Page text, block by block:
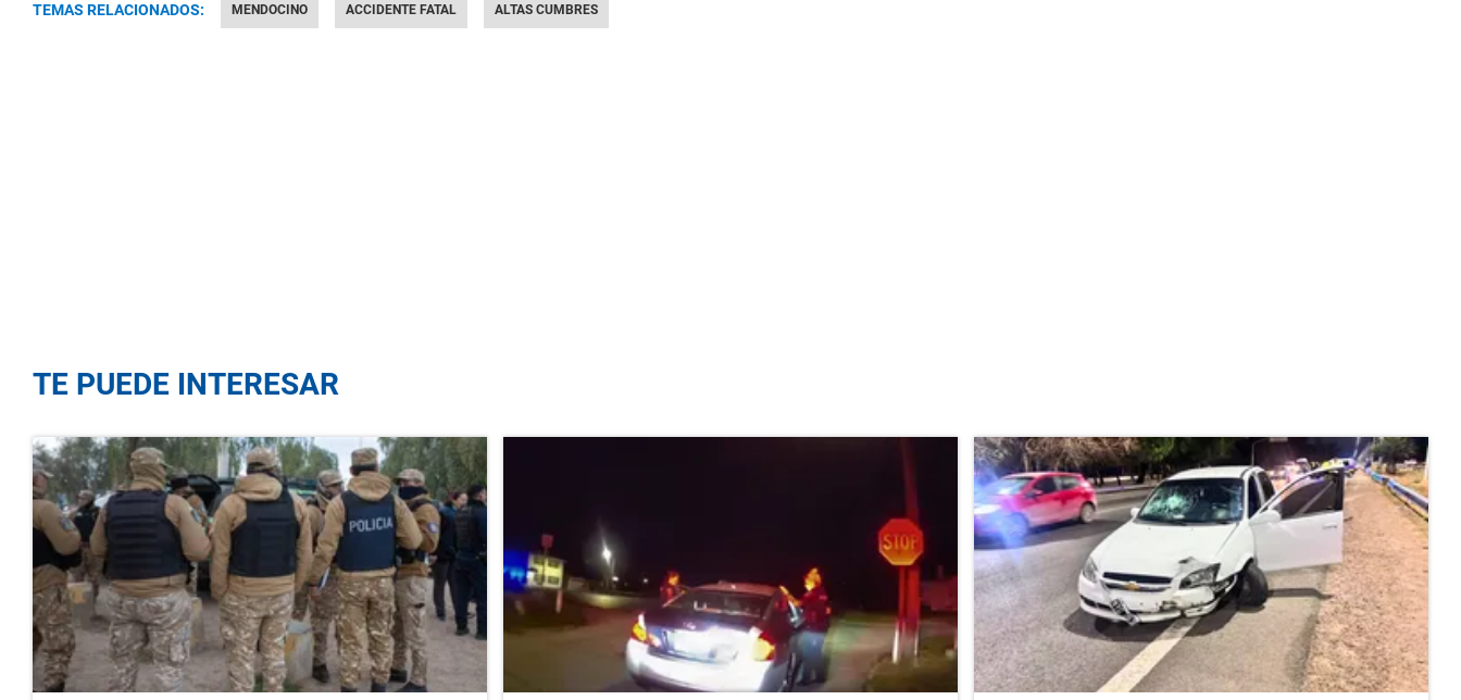
TEMAS RELACIONADOS: MENDOCINO ACCIDENTE FATAL ALTAS CUMBRES
TE PUEDE INTERESAR